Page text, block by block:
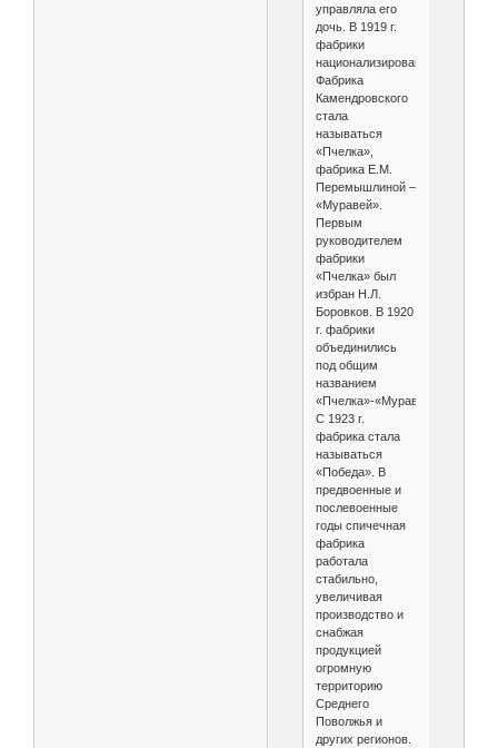
управляла его
дочь. В 1919 г.
фабрики
национализированы.
Фабрика
Камендровского
стала
называться
«Пчелка»,
фабрика Е.М.
Перемышлиной –
«Муравей».
Первым
руководителем
фабрики
«Пчелка» был
избран Н.Л.
Боровков. В 1920
г. фабрики
объединились
под общим
названием
«Пчелка»-«Муравей».
С 1923 г.
фабрика стала
называться
«Победа». В
предвоенные и
послевоенные
годы спичечная
фабрика
работала
стабильно,
увеличивая
производство и
снабжая
продукцией
огромную
территорию
Среднего
Поволжья и
других регионов.